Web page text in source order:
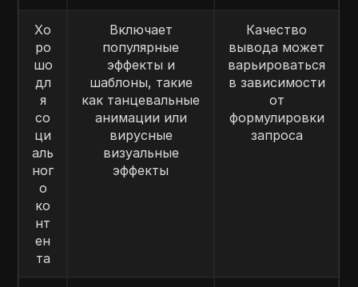
Хо
ро
шо
дл
я
со
ци
аль
ног
о
ко
нт
ен
та
Включает
популярные
эффекты и
шаблоны, такие
как танцевальные
анимации или
вирусные
визуальные
эффекты
Качество
вывода может
варьироваться
в зависимости
от
формулировки
запроса